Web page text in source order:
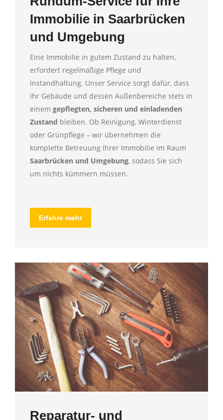
Immobilie in Saarbrücken
und Umgebung
Eine Immobilie in gutem Zustand zu halten,
erfordert regelmäßige Pflege und
Instandhaltung. Unser Service sorgt dafür, dass
Ihr Gebäude und dessen Außenbereiche stets in
einem gepflegten, sicheren und einladenden
Zustand bleiben. Ob Reinigung, Winterdienst
oder Grünpflege – wir übernehmen die
komplette Betreuung Ihrer Immobilie im Raum
Saarbrücken und Umgebung, sodass Sie sich
um nichts kümmern müssen.
Erfahre mehr
Reparatur- und